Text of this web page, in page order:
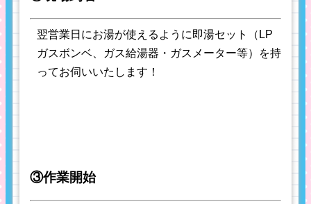
翌営業日にお湯が使えるように即湯セット（LP
ガスボンベ、ガス給湯器・ガスメーター等）を持
ってお伺いいたします！
③作業開始